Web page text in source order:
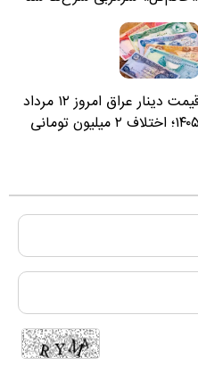
قیمت دینار عراق امروز ۱۲ مرداد
۱۴۰۵؛ اختلاف ۲ میلیون تومانی